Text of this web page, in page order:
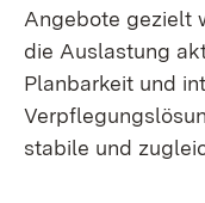
Angebote gezielt
die Auslastung
Planbarkeit und
stabile und